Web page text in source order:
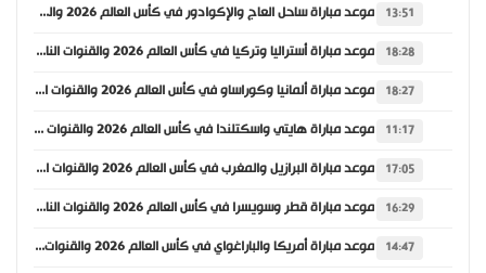
13:51 موعد مباراة ساحل العاج والإكوادور في كأس العالم 2026 والقنوات الناقلة
18:28 موعد مباراة أستراليا وتركيا في كأس العالم 2026 والقنوات الناقلة
18:27 موعد مباراة ألمانيا وكوراساو في كأس العالم 2026 والقنوات الناقلة
11:17 موعد مباراة هايتي واسكتلندا في كأس العالم 2026 والقنوات الناقلة
17:05 موعد مباراة البرازيل والمغرب في كأس العالم 2026 والقنوات الناقلة
16:29 موعد مباراة قطر وسويسرا في كأس العالم 2026 والقنوات الناقلة
14:47 موعد مباراة أمريكا والباراغواي في كأس العالم 2026 والقنوات الناقلة